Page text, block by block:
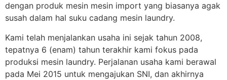
dengan produk mesin mesin import yang biasanya agak
susah dalam hal suku cadang mesin laundry.
Kami telah menjalankan usaha ini sejak tahun 2008,
tepatnya 6 (enam) tahun terakhir kami fokus pada
produksi mesin laundry. Perjalanan usaha kami berawal
pada Mei 2015 untuk mengajukan SNI, dan akhirnya